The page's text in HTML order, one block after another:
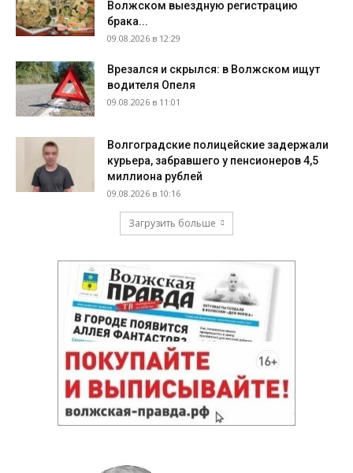
Волжском выездную регистрацию
брака...
09.08.2026 в 12:29
Врезался и скрылся: в Волжском ищут
водителя Опеля
09.08.2026 в 11:01
Волгоградские полицейские задержали
курьера, забравшего у пенсионеров 4,5
миллиона рублей
09.08.2026 в 10:16
Загрузить больше